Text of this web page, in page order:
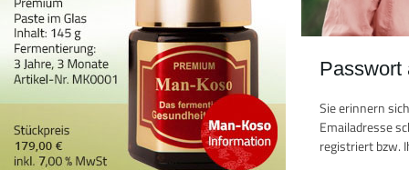
Passwort
Sie erinnern
Emailadresse
registriert bzw.